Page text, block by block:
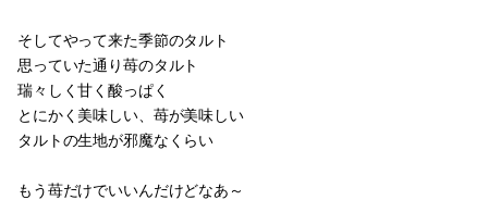
そしてやって来た季節のタルト
思っていた通り苺のタルト
瑞々しく甘く酸っぱく
とにかく美味しい、苺が美味しい
タルトの生地が邪魔なくらい
もう苺だけでいいんだけどなあ～